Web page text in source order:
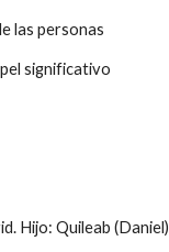
las personas
significativo
Hijo: Quileab (Daniel)